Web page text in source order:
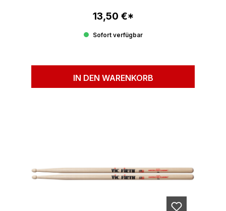
Regulärer Preis:
13,50 €*
Sofort verfügbar
IN DEN WARENKORB